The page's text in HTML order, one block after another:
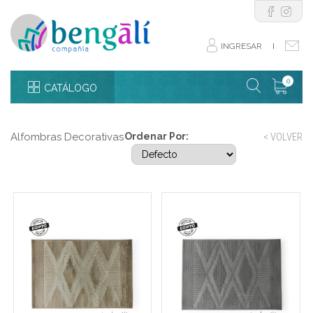
INGRESAR I
CATÁLOGO
0
Alfombras Decorativas < VOLVER
Ordenar Por:
Carpeta beige rombo en
cadena natural
Carpeta gris rombo en
cadena